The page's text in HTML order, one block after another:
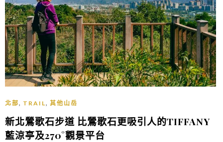
北部, TRAIL, 其他山岳
新北鶯歌石步道 比鶯歌石更吸引人的TIFFANY
藍涼亭及270°觀景平台